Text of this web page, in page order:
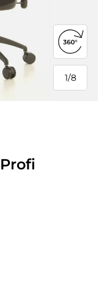
1/
von
8
360°-